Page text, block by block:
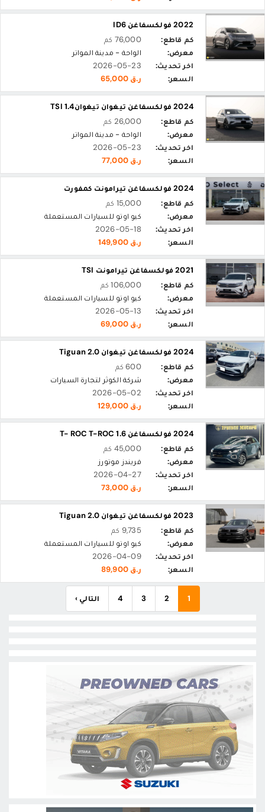
2022 فولكسفاغن ID6
كم قاطع:
76,000 كم
معرض:
الواحة - مدينة المواتر
اخر تحديث:
2026-05-23
السعر:
ر.ق 65,000
2024 فولكسفاغن تيغوان تيغوان1.4 TSI
كم قاطع:
26,000 كم
معرض:
الواحة - مدينة المواتر
اخر تحديث:
2026-05-23
السعر:
ر.ق 77,000
2024 فولكسفاغن تيرامونت كمفورت
كم قاطع:
15,000 كم
معرض:
كيو اوتو للسيارات المستعملة
اخر تحديث:
2026-05-18
السعر:
ر.ق 149,900
2021 فولكسفاغن تيرامونت TSI
كم قاطع:
106,000 كم
معرض:
كيو اوتو للسيارات المستعملة
اخر تحديث:
2026-05-13
السعر:
ر.ق 69,000
2024 فولكسفاغن تيغوان Tiguan 2.0
كم قاطع:
600 كم
معرض:
شركة الكوثر لتجارة السيارات
اخر تحديث:
2026-05-02
السعر:
ر.ق 129,000
2024 فولكسفاغن T- ROC T-ROC 1.6
كم قاطع:
45,000 كم
معرض:
فريندز موتورز
اخر تحديث:
2026-04-27
السعر:
ر.ق 73,000
2023 فولكسفاغن تيغوان Tiguan 2.0
كم قاطع:
9,735 كم
معرض:
كيو اوتو للسيارات المستعملة
اخر تحديث:
2026-04-09
السعر:
ر.ق 89,900
1
2
3
4 التالي ›